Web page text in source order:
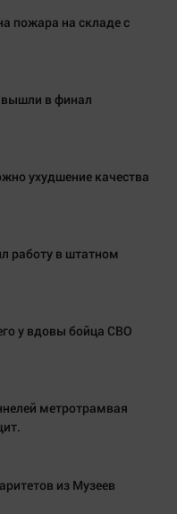
пожара на складе с
в финал
ухудшение качества
работу в штатном
у вдовы бойца СВО
метротрамвая
из Музеев